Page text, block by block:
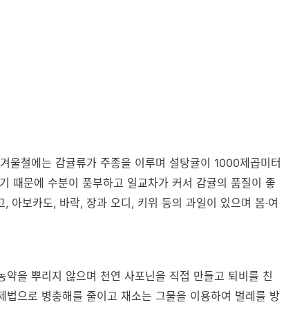
울철에는 감귤류가 주종을 이루며 설탕귤이 1000제곱미터
때문에 수분이 풍부하고 일교차가 커서 감귤의 품질이 좋
아보카도, 바락, 장과 오디, 키위 등의 과일이 있으며 봄·여
약을 뿌리지 않으며 천연 사포닌을 직접 만들고 퇴비를 친
법으로 병충해를 줄이고 채소는 그물을 이용하여 벌레를 방